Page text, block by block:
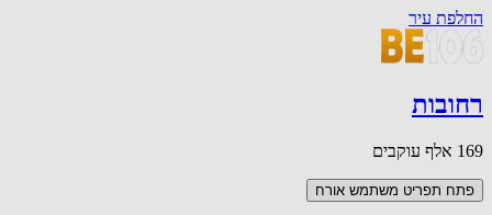
החלפת עיר
רחובות
169 אלף עוקבים
פתח תפריט משתמש אורח